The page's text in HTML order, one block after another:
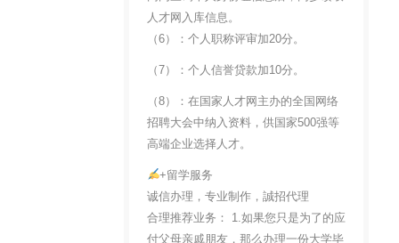
人才网入库信息。
（6）：个人职称评审加20分。
（7）：个人信誉贷款加10分。
（8）：在国家人才网主办的全国网络
招聘大会中纳入资料，供国家500强等
高端企业选择人才。
+留学服务
诚信办理，专业制作，誠招代理
合理推荐业务： 1.如果您只是为了的应
付父母亲戚朋友，那么办理一份大学毕